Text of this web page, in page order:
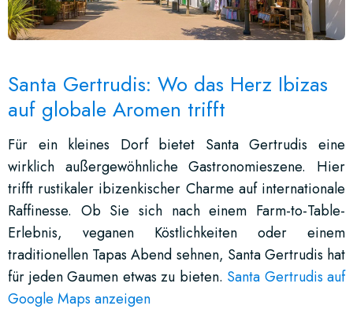
Santa Gertrudis: Wo das Herz Ibizas
auf globale Aromen trifft
Für ein kleines Dorf bietet Santa Gertrudis eine
wirklich außergewöhnliche Gastronomieszene. Hier
trifft rustikaler ibizenkischer Charme auf internationale
Raffinesse. Ob Sie sich nach einem Farm-to-Table-
Erlebnis, veganen Köstlichkeiten oder einem
traditionellen Tapas Abend sehnen, Santa Gertrudis hat
für jeden Gaumen etwas zu bieten. Santa Gertrudis auf
Google Maps anzeigen